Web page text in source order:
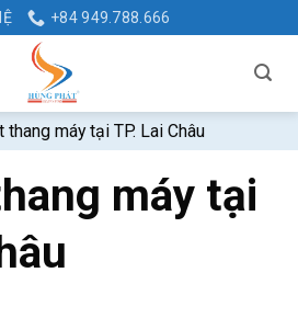
+84 949.788.666
thang máy tại TP. Lai Châu
máy tại